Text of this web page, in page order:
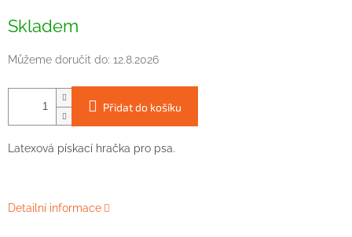
cena:
Skladem
Můžeme doručit do: 12.8.2026
Přidat do košíku
Latexová pískací hračka pro psa.
Detailní informace